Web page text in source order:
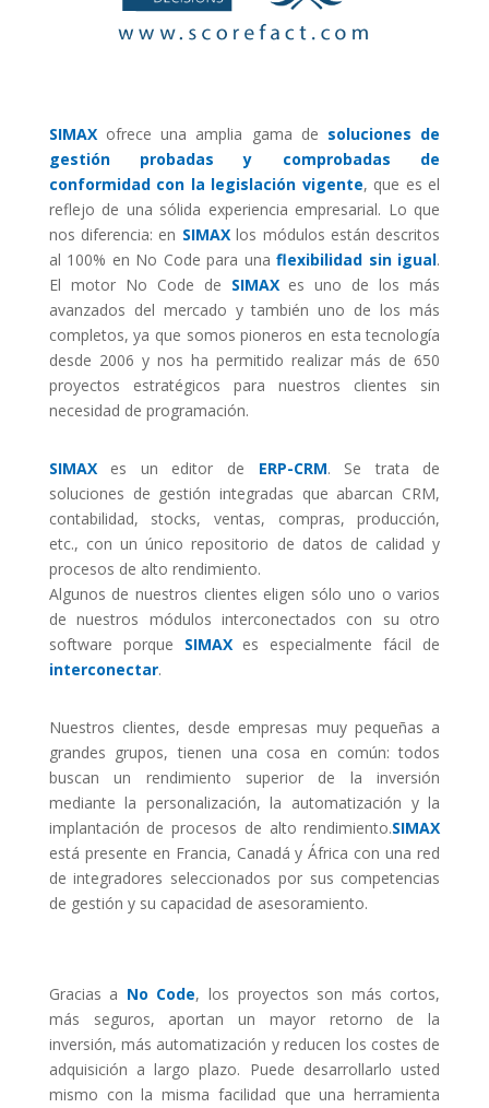
SIMAXofrece una amplia gama de soluciones de
gestión probadas y comprobadas de
conformidad con la legislación vigente, que es el
reflejo de una sólida experiencia empresarial. Lo que
nos diferencia: en SIMAXlos módulos están descritos
al 100% en No Code para unaflexibilidad sin igual.
El motor No Code de SIMAXes uno de los más
avanzados del mercado y también uno de los más
completos, ya que somos pioneros en esta tecnología
desde 2006 y nos ha permitido realizar más de 650
proyectos estratégicos para nuestros clientes sin
necesidad de programación.
SIMAXes un editor de ERP-CRM. Se trata de
soluciones de gestión integradas que abarcan CRM,
contabilidad, stocks, ventas, compras, producción,
etc., con un único repositorio de datos de calidad y
procesos de alto rendimiento.
Algunos de nuestros clientes eligen sólo uno o varios
de nuestros módulos interconectados con su otro
software porque SIMAXes especialmente fácil de
interconectar.
Nuestros clientes, desde empresas muy pequeñas a
grandes grupos, tienen una cosa en común: todos
buscan un rendimiento superior de la inversión
mediante la personalización, la automatización y la
implantación de procesos de alto rendimiento.SIMAX
está presente en Francia, Canadá y África con una red
de integradores seleccionados por sus competencias
de gestión y su capacidad de asesoramiento.
Gracias a No Code, los proyectos son más cortos,
más seguros, aportan un mayor retorno de la
inversión, más automatización y reducen los costes de
adquisición a largo plazo. Puede desarrollarlo usted
mismo con la misma facilidad que una herramienta